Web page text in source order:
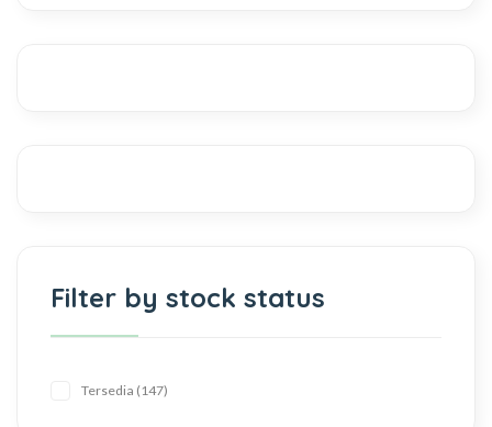
Filter by stock status
Tersedia 147